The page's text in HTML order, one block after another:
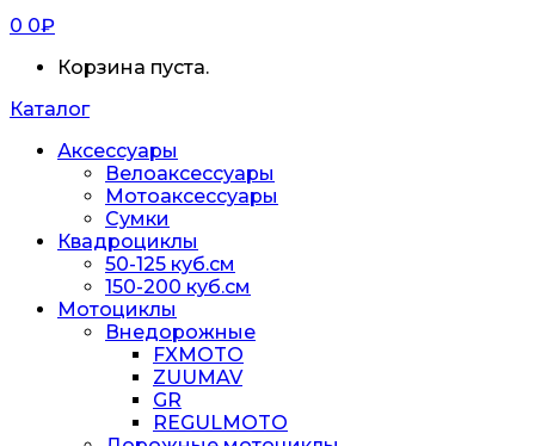
0 0₽
Корзина пуста.
Каталог
Аксессуары
Велоаксессуары
Мотоаксессуары
Сумки
Квадроциклы
50-125 куб.см
150-200 куб.см
Мотоциклы
Внедорожные
FXMOTO
ZUUMAV
GR
REGULMOTO